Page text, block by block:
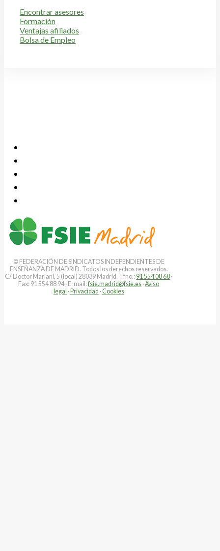
Encontrar asesores
Formación
Ventajas afiliados
Bolsa de Empleo
© FEDERACIÓN DE SINDICATOS INDEPENDIENTES DE
ENSEÑANZA DE MADRID. Todos los derechos reservados.
C/ Doctor Mariani, 5 (local) 28039 Madrid. Tfno.: 91 554 08 68 ·
Fax: 91 554 88 94 · E-mail:fsie.madrid@fsie.es ·Aviso
legal ·Privacidad · Cookies